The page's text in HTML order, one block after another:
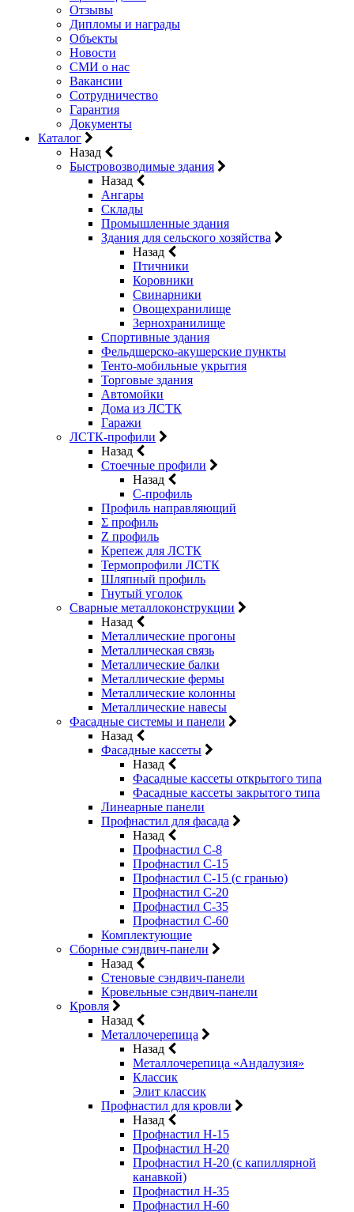
Отзывы
Дипломы и награды
Объекты
Новости
СМИ о нас
Вакансии
Сотрудничество
Гарантия
Документы
Каталог
Назад
Быстровозводимые здания
Назад
Ангары
Склады
Промышленные здания
Здания для сельского хозяйства
Назад
Птичники
Коровники
Свинарники
Овощехранилище
Зернохранилище
Спортивные здания
Фельдшерско-акушерские пункты
Тенто-мобильные укрытия
Торговые здания
Автомойки
Дома из ЛСТК
Гаражи
ЛСТК-профили
Назад
Стоечные профили
Назад
C-профиль
Профиль направляющий
Σ профиль
Z профиль
Крепеж для ЛСТК
Термопрофили ЛСТК
Шляпный профиль
Гнутый уголок
Сварные металлоконструкции
Назад
Металлические прогоны
Металлическая связь
Металлические балки
Металлические фермы
Металлические колонны
Металлические навесы
Фасадные системы и панели
Назад
Фасадные кассеты
Назад
Фасадные кассеты открытого типа
Фасадные кассеты закрытого типа
Линеарные панели
Профнастил для фасада
Назад
Профнастил С-8
Профнастил С-15
Профнастил С-15 (с гранью)
Профнастил С-20
Профнастил С-35
Профнастил С-60
Комплектующие
Сборные сэндвич-панели
Назад
Стеновые сэндвич-панели
Кровельные сэндвич-панели
Кровля
Назад
Металлочерепица
Назад
Металлочерепица «Андалузия»
Классик
Элит классик
Профнастил для кровли
Назад
Профнастил Н-15
Профнастил Н-20
Профнастил Н-20 (с капиллярной
канавкой)
Профнастил Н-35
Профнастил Н-60